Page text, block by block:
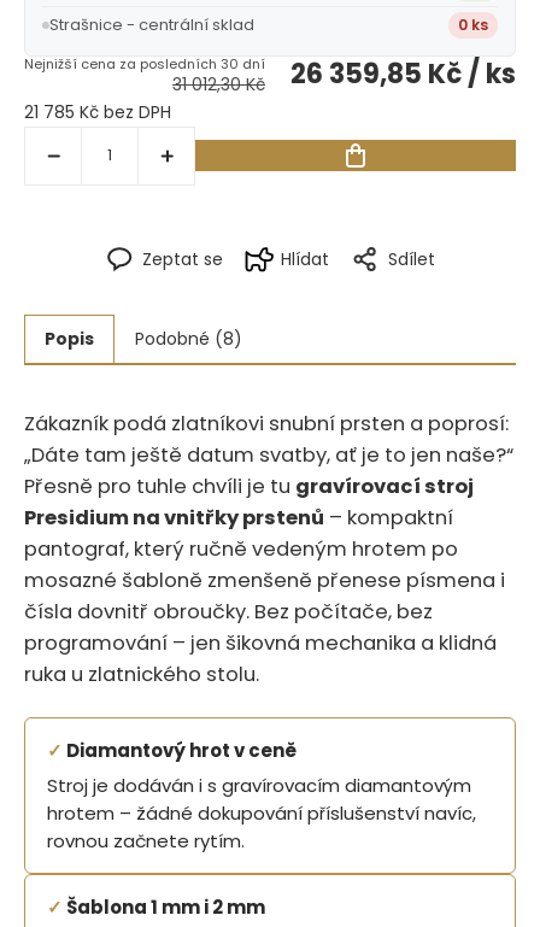
Zeptat se Hlídat Sdílet
Strašnice - centrální sklad 0 ks
31 012,30 Kč 26 359,85 Kč/ ks
21 785 Kč bez DPH
Popis Podobné (8)
Zákazník podá zlatníkovi snubní prsten a poprosí:
„Dáte tam ještě datum svatby, ať je to jen naše?“
Přesně pro tuhle chvíli je tu gravírovací stroj
Presidium na vnitřky prstenů – kompaktní
pantograf, který ručně vedeným hrotem po
mosazné šabloně zmenšeně přenese písmena i
čísla dovnitř obroučky.‍​‍‌‌​​​‌​‌​‌‌​​‌​​​​​‌​​​​​​​‌‌​‌‌ Bez počítače, bez
programování – jen šikovná mechanika a klidná
ruka u zlatnického stolu.
✓ Diamantový hrot v ceně
Stroj je dodáván i s gravírovacím diamantovým
hrotem – žádné dokupování příslušenství navíc,
rovnou začnete rytím.
✓ Šablona 1 mm i 2 mm